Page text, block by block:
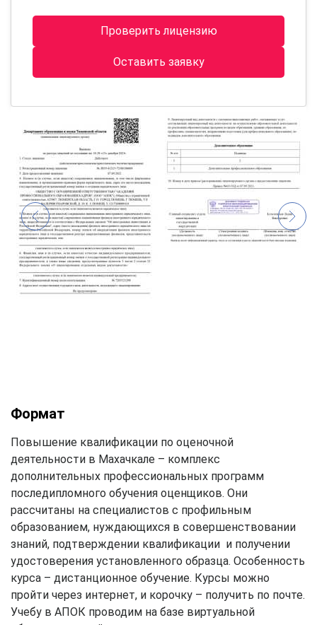
Проверить лицензию
Оставить заявку
Формат
Повышение квалификации по оценочной
деятельности в Махачкале – комплекс
дополнительных профессиональных программ
последипломного обучения оценщиков. Они
рассчитаны на специалистов с профильным
образованием, нуждающихся в совершенствовании
знаний, подтверждении квалификации и получении
удостоверения установленного образца. Особенность
курса – дистанционное обучение. Курсы можно
пройти через интернет, и корочку – получить по почте.
Учебу в АПОК проводим на базе виртуальной